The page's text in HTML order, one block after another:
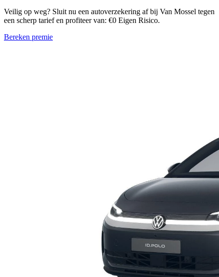
Veilig op weg? Sluit nu een autoverzekering af bij Van Mossel tegen
een scherp tarief en profiteer van: €0 Eigen Risico.
Bereken premie